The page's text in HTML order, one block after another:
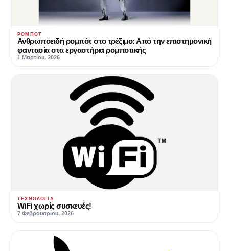
ΡΟΜΠΌΤ
Ανθρωποειδή ρομπότ στο τρέξιμο: Από την επιστημονική
φαντασία στα εργαστήρια ρομποτικής
1 Μαρτίου, 2026
ΤΕΧΝΟΛΟΓΊΑ
WiFi χωρίς συσκευές!
7 Φεβρουαρίου, 2026